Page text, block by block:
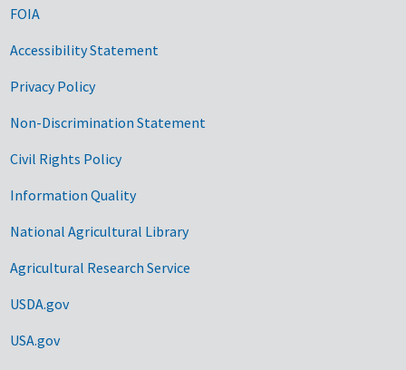
FOIA
Accessibility Statement
Privacy Policy
Non-Discrimination Statement
Civil Rights Policy
Information Quality
National Agricultural Library
Agricultural Research Service
USDA.gov
USA.gov